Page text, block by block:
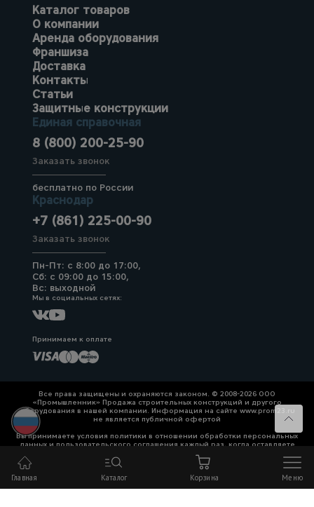
Каталог товаров
О компании
Аренда оборудования
Франшиза
Доставка
Контакты
Статьи
Защитные конструкции
Единая справочная
8 (800) 200-25-90
Заказать звонок
бесплатно по России
Краснодар
+7 (861) 225-00-90
Заказать звонок
Пн-Пт: с 8:00 до 17:00,
Сб: с 09:00 до 15:00,
Вс: выходной
Мы в социальных сетях:
Принимаем к оплате
Все права защищены и охраняются законом. © 2008-2026 ООО
«Промышленник» Продажа строительных конструкций и другого
оборудования в нашей компании. Информация на сайте www.prom23.ru
не является публичной офертой
Вы принимаете условия политики в отношении обработки персональных
данных и пользовательского соглашения каждый раз, когда оставляете
свои данные в любой форме обратной связи на сайте prom23.ru и его
Политика конфиденциальности
Главная Каталог Корзина Меню